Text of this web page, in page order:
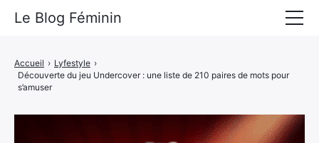
Accueil › Lyfestyle ›
Découverte du jeu Undercover : une liste de 210 paires de mots pour
s’amuser
Le Blog Féminin
Alimentation
Mode